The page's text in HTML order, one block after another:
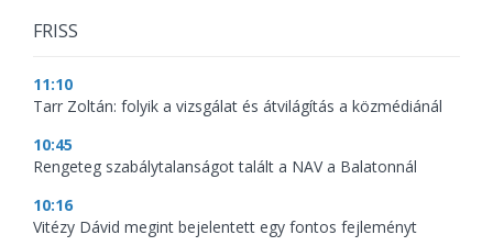
FRISS
11:10
Tarr Zoltán: folyik a vizsgálat és átvilágítás a közmédiánál
10:45
Rengeteg szabálytalanságot talált a NAV a Balatonnál
10:16
Vitézy Dávid megint bejelentett egy fontos fejleményt